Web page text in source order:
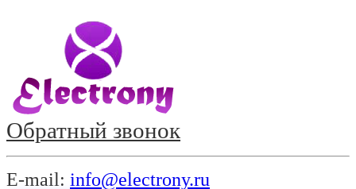
Обратный звонок
E-mail: info@electrony.ru